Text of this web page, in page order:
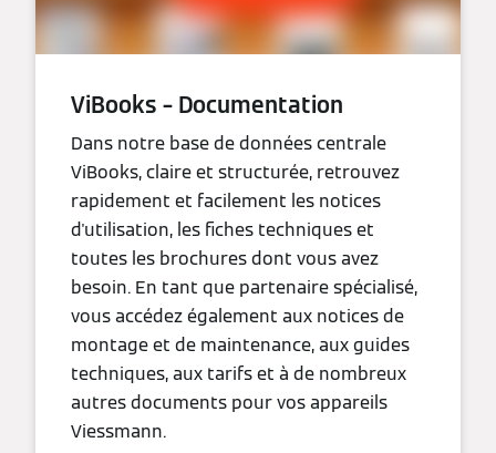
ViBooks – Documentation
Dans notre base de données centrale
ViBooks, claire et structurée, retrouvez
rapidement et facilement les notices
d'utilisation, les fiches techniques et
toutes les brochures dont vous avez
besoin. En tant que partenaire spécialisé,
vous accédez également aux notices de
montage et de maintenance, aux guides
techniques, aux tarifs et à de nombreux
autres documents pour vos appareils
Viessmann.